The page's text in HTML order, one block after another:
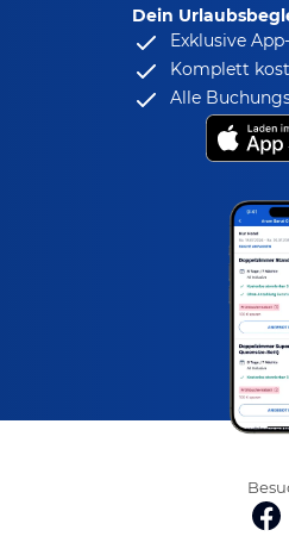
Dein
Exklusive
Komplett
Alle